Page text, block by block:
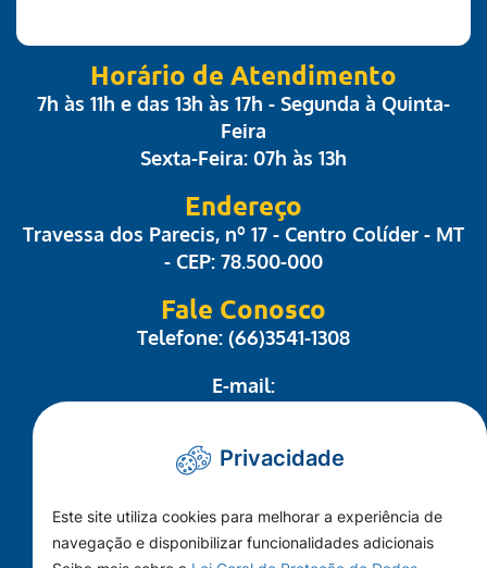
Horário de Atendimento
7h às 11h e das 13h às 17h - Segunda à Quinta-
Feira
Sexta-Feira: 07h às 13h
Endereço
Travessa dos Parecis, nº 17 - Centro Colíder - MT
- CEP: 78.500-000
Fale Conosco
Telefone: (66)3541-1308
E-mail:
administrativo@camaracolider.mt.gov.br
Mapa do Site
Conheça a Câmara
A Cidade
Privacidade
Este site utiliza cookies para melhorar a experiência de
navegação e disponibilizar funcionalidades adicionais